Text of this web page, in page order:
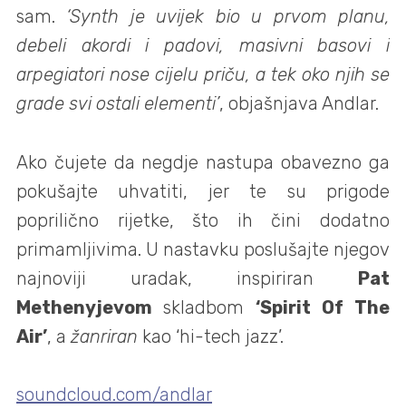
sam. ‘Synth je uvijek bio u prvom planu,
debeli akordi i padovi, masivni basovi i
arpegiatori nose cijelu priču, a tek oko njih se
grade svi ostali elementi’, objašnjava Andlar.
Ako čujete da negdje nastupa obavezno ga
pokušajte uhvatiti, jer te su prigode
poprilično rijetke, što ih čini dodatno
primamljivima. U nastavku poslušajte njegov
najnoviji uradak, inspiriran Pat
Methenyjevomskladbom ‘Spirit Of The
Air’, a žanriran kao ‘hi-tech jazz’.
soundcloud.com/andlar